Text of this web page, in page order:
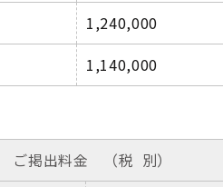
1,240,000
1,140,000
ご掲出料金 （税 別）